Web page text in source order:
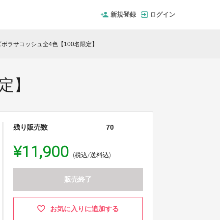
新規登録 ログイン
ラサコッシュ全4色【100名限定】
】
残り販売数 70
¥11,900 (税込/送料込)
販売終了
お気に入りに追加する